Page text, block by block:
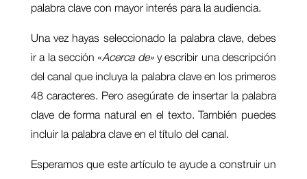
palabra clave con mayor interés para la audiencia.
Una vez hayas seleccionado la palabra clave, debes
ir a la sección «Acerca de»y escribir una descripción
del canal que incluya la palabra clave en los primeros
48 caracteres. Pero asegúrate de insertar la palabra
clave de forma natural en el texto. También puedes
incluir la palabra clave en el título del canal.
Esperamos que este artículo te ayude a construir un